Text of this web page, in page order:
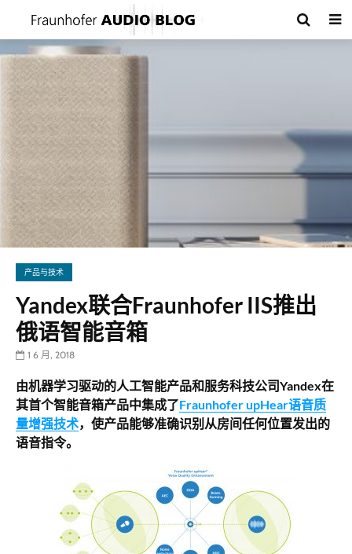
产品与技术
Yandex联合Fraunhofer IIS推出
俄语智能音箱
1 6 月, 2018
由机器学习驱动的人工智能产品和服务科技公司Yandex在
其首个智能音箱产品中集成了Fraunhofer upHear语音质
量增强技术，使产品能够准确识别从房间任何位置发出的
语音指令。